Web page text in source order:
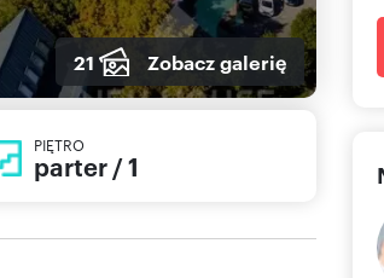
21 Zobacz galerię
PIĘTRO
parter / 1